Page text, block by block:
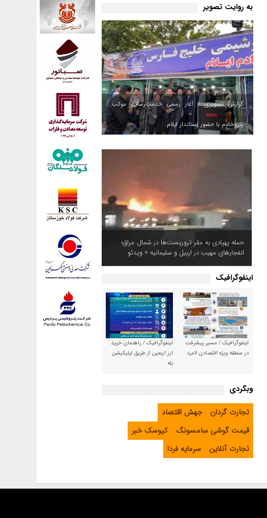
به روایت تصویر
گزارش تصویری / آغاز رسمی خدمت‌رسانی موکب
پتروخادم با حضور استاندار ایلام
حمله پهپادی به مقر تروریست‌ها در شمال عراق؛
انفجارهای مهیب در اربیل و سلیمانیه + ویدئو
اینفوگرافیک
اینفوگرافیک / مسیر پیشرفت
در منطقه ویژه اقتصادی لامرد
اینفوگرافیک / راهنمای خرید
ارز اربعین از طریق اپلیکیشن
بله
وبگردی
تجارت گردان
جهش اقتصاد
قیمت گوشی سامسونگ
کیوسک خبر
تجارت آنلاین
سرمایه فردا